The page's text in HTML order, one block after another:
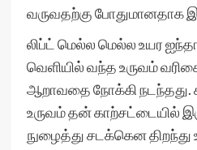
வருவதற்கு போதுமானதாக
லிப்ட் மெல்ல மெல்ல உயர
வெளியில் வந்த உருவம்
ஆறாவதை நோக்கி நடந்தது.
உருவம் தன் காற்சட்டையில்
நுழைத்து சடக்கென